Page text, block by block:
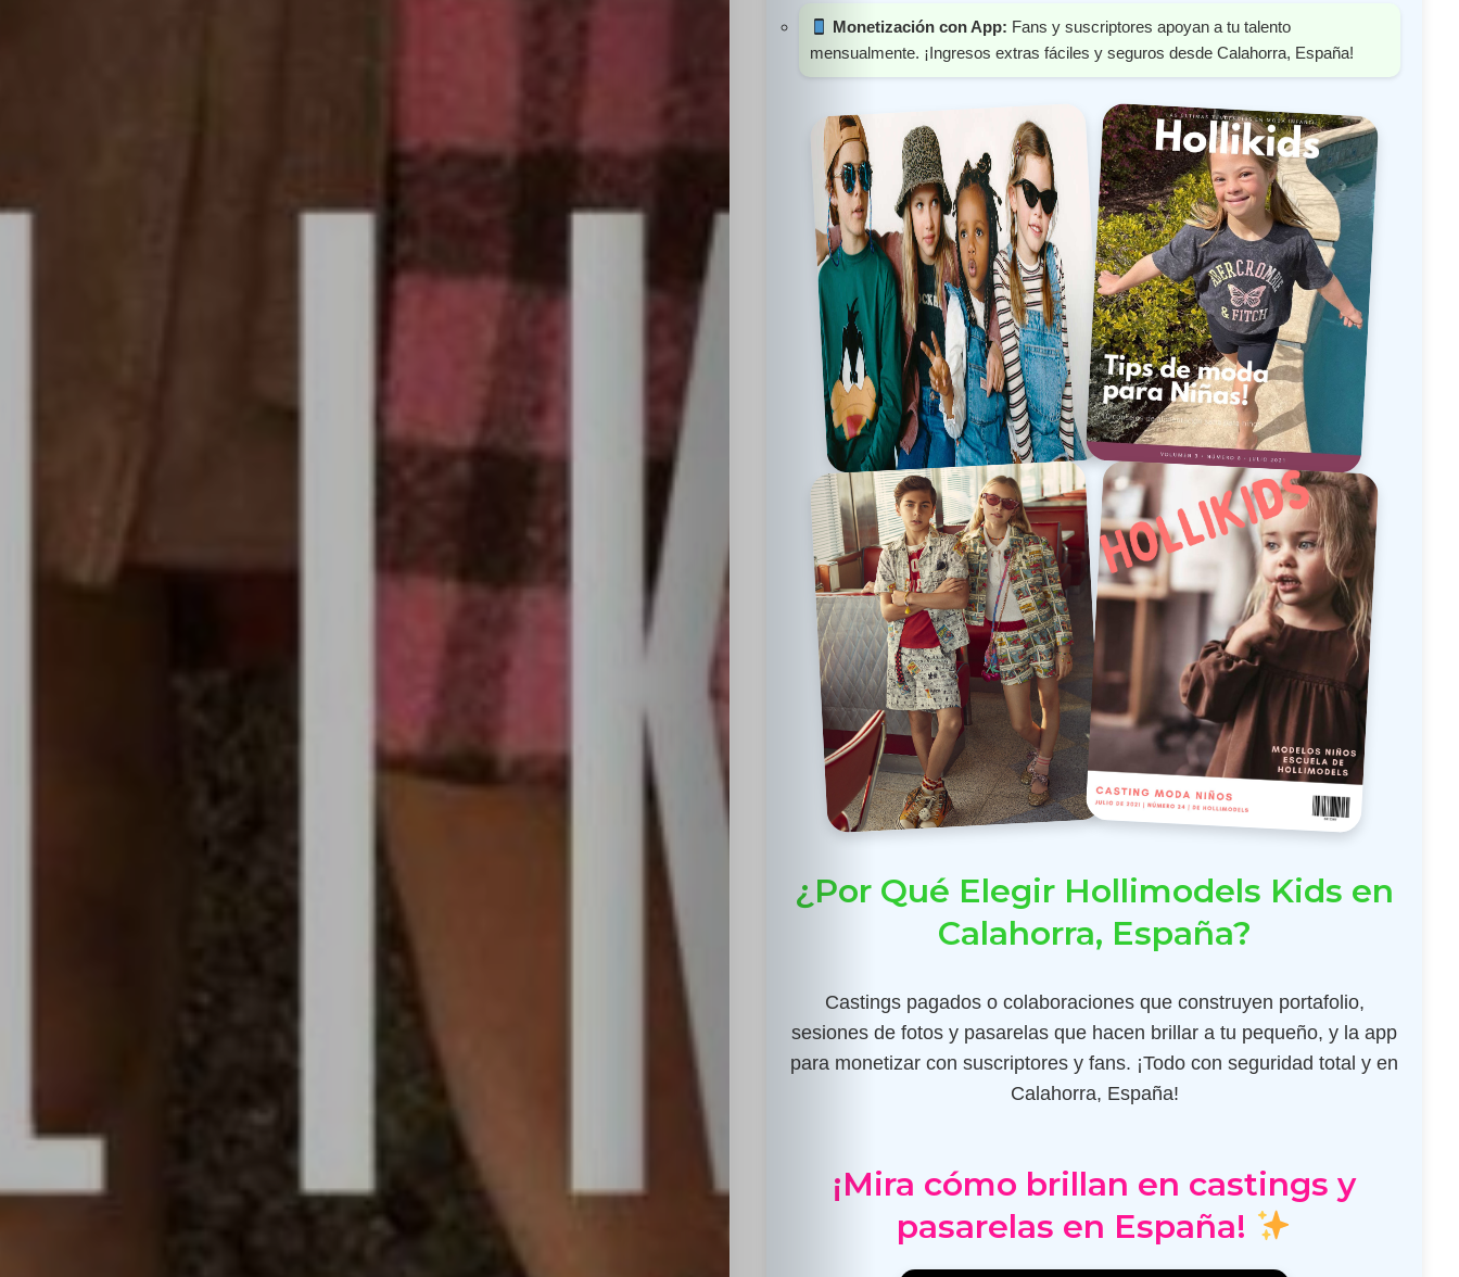
Contacto
Monetización con App: Fans y suscriptores apoyan a tu talento
mensualmente. ¡Ingresos extras fáciles y seguros desde Calahorra, España!
¿Por Qué Elegir Hollimodels Kids en
Calahorra, España?
Castings pagados o colaboraciones que construyen portafolio,
sesiones de fotos y pasarelas que hacen brillar a tu pequeño, y la app
para monetizar con suscriptores y fans. ¡Todo con seguridad total y en
Calahorra, España!
¡Mira cómo brillan en castings y
pasarelas en España!